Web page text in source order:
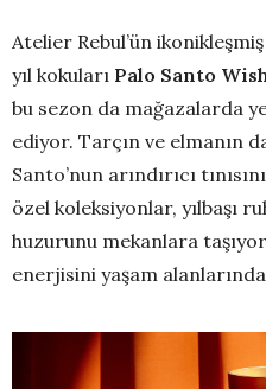
Atelier Rebul’ün
yıl kokuları Palo Santo
bu sezon da mağazalarda
ediyor. Tarçın ve elmanın
Santo’nun arındırıcı
özel koleksiyonlar, yılbaşı
huzurunu mekanlara
enerjisini yaşam